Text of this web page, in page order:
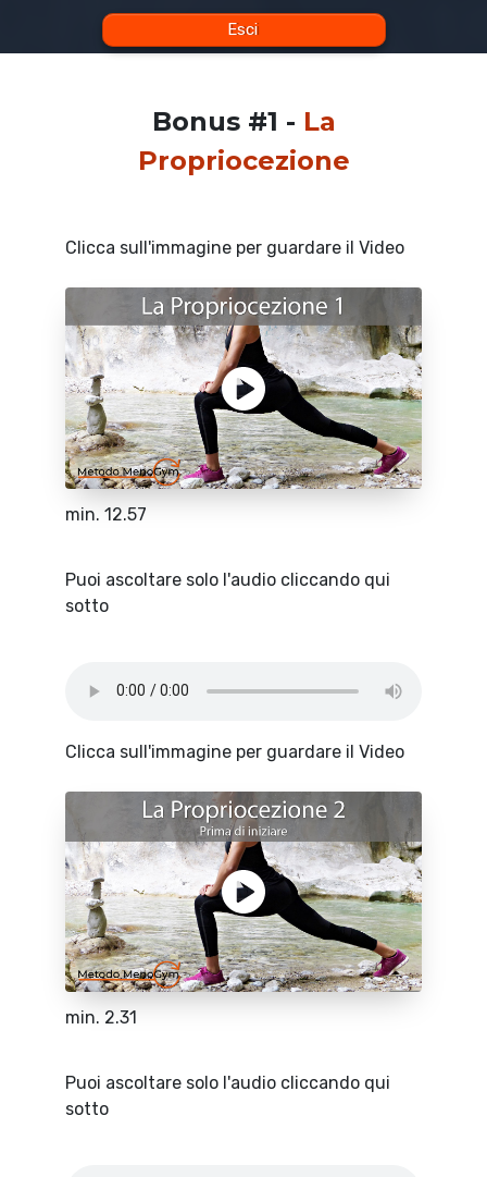
Esci
Bonus #1 - La
Propriocezione
Clicca sull'immagine per guardare il Video
min. 12.57
Puoi ascoltare solo l'audio cliccando qui
sotto
Clicca sull'immagine per guardare il Video
min. 2.31
Puoi ascoltare solo l'audio cliccando qui
sotto